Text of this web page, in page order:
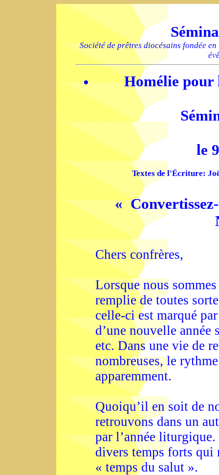
Société de prêtres diocésains fondée
Homélie pour
le
Textes de l'Écriture:
«
Chers confrères,
Lorsque nous
remplie de toutes
celle-ci est marqué
d’une nouvelle année
etc. Dans une vie de
nombreuses, le
apparemment.
Quoiqu’il en soit de
retrouvons dans un
par l’année
divers temps forts qui
« temps du salut ».